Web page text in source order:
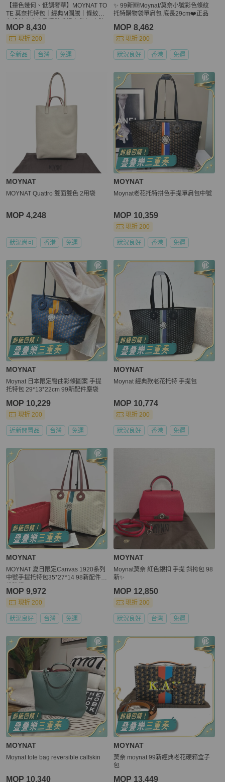
【撞色幾何、低調奢華】MOYNAT TO
TE 莫奈托特包｜經典M圖騰｜條紋撞
MOP 8,430
現折 200
全新品 台灣 免運
✨ 99新🆕Moynat/莫奈小號彩色條紋
托特購物袋單肩包 底長29cm❤️正品
MOP 8,462
現折 200
狀況良好 香港 免運
MOYNAT
MOYNAT Quattro 雙面雙色 2用袋
MOP 4,248
狀況尚可 香港 免運
MOYNAT
Moynat老花托特拼色手提單肩包中號
MOP 10,359
現折 200
狀況良好 香港 免運
MOYNAT
Moynat 日本限定彎曲彩條圖案 手提
托特包 29*13*22cm 99新配件塵袋
MOP 10,229
現折 200
近新閒置品 台灣 免運
MOYNAT
Moynat 經典款老花托特 手提包
MOP 10,774
現折 200
狀況良好 香港 免運
MOYNAT
MOYNAT 夏日限定Canvas 1920系列
中號手提托特包35*27*14 98新配件塵
MOP 9,972
現折 200
狀況良好 台灣 免運
MOYNAT
Moynat莫奈 紅色銀扣 手提 斜挎包 98
新✨️
MOP 12,850
現折 200
狀況良好 台灣 免運
MOYNAT
Moynat tote bag reversible calfskin
MOP 10,340
MOYNAT
莫奈 moynat 99新經典老花硬箱盒子
包
MOP 13,449